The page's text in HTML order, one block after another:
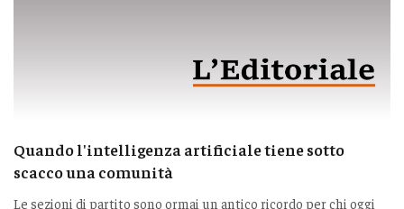
Quando l'intelligenza artificiale tiene sotto
scacco una comunità
Le sezioni di partito sono ormai un antico ricordo per chi oggi